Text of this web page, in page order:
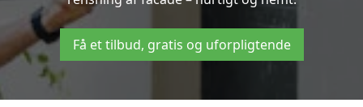
Få et tilbud, gratis og uforpligtende